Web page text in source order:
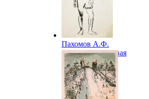
Пахомов А.Ф.
Спортсмен. Первая
половина XX в.